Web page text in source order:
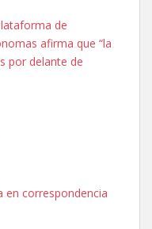
LOPEZ
PERDIDO HOY
ASUSTADIZO
tiene miedo a la
de
afirma que “la
por delante de
en correspondencia